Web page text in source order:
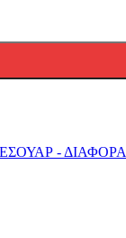
- ΔΙΑΦΟΡΑ